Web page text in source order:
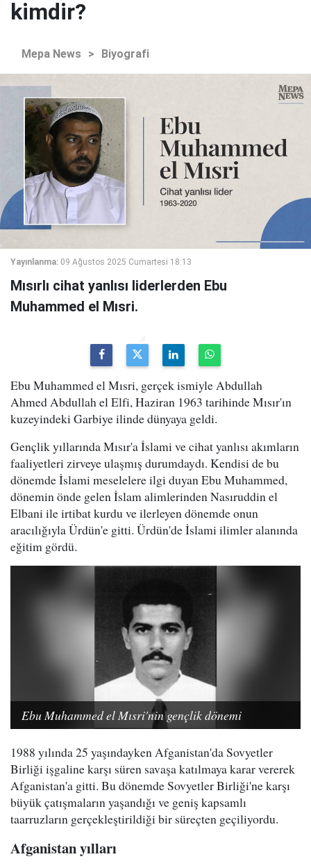
kimdir?
Mepa News > Biyografi
Yayınlanma: 09 Ağustos 2025 Cumartesi 18:13
Mısırlı cihat yanlısı liderlerden Ebu
Muhammed el Mısri.
Ebu Muhammed el Mısri, gerçek ismiyle Abdullah
Ahmed Abdullah el Elfi, Haziran 1963 tarihinde Mısır'ın
kuzeyindeki Garbiye ilinde dünyaya geldi.
Gençlik yıllarında Mısır'a İslami ve cihat yanlısı akımların
faaliyetleri zirveye ulaşmış durumdaydı. Kendisi de bu
dönemde İslami meselelere ilgi duyan Ebu Muhammed,
dönemin önde gelen İslam alimlerinden Nasıruddin el
Elbani ile irtibat kurdu ve ilerleyen dönemde onun
aracılığıyla Ürdün'e gitti. Ürdün'de İslami ilimler alanında
eğitim gördü.
Ebu Muhammed el Mısri'nin gençlik dönemi
1988 yılında 25 yaşındayken Afganistan'da Sovyetler
Birliği işgaline karşı süren savaşa katılmaya karar vererek
Afganistan'a gitti. Bu dönemde Sovyetler Birliği'ne karşı
büyük çatışmaların yaşandığı ve geniş kapsamlı
taarruzların gerçekleştirildiği bir süreçten geçiliyordu.
Afganistan yılları